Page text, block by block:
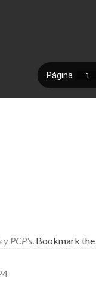
y PCP's. Bookmark the